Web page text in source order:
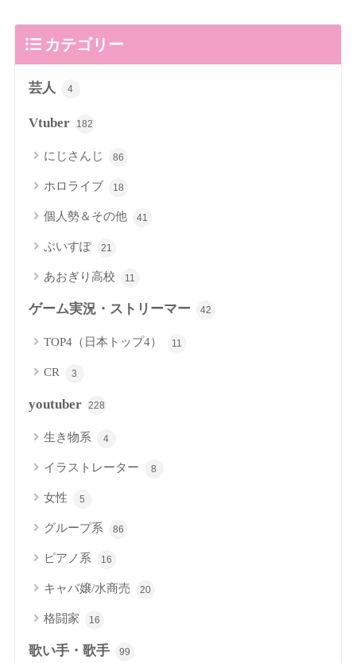
カテゴリー
芸人 4
Vtuber 182
にじさんじ 86
ホロライブ 18
個人勢＆その他 41
ぶいすぽ 21
あおぎり高校 11
ゲーム実況・ストリーマー 42
TOP4（日本トップ4） 11
CR 3
youtuber 228
生き物系 4
イラストレーター 8
女性 5
グループ系 86
ピアノ系 16
キャバ嬢/水商売 20
格闘家 16
歌い手・歌手 99